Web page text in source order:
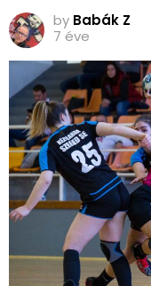
by Babák Z
7 éve